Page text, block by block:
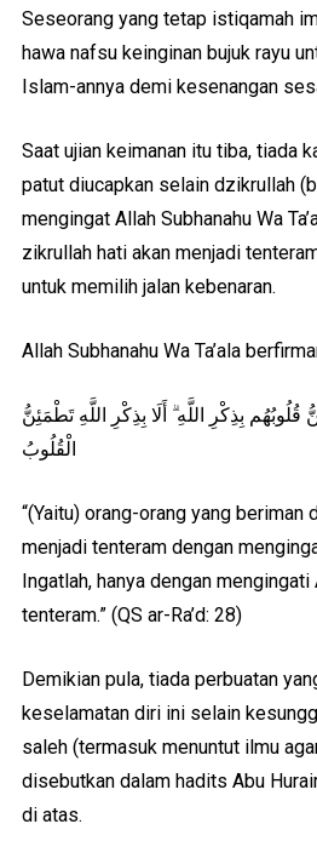
Seseorang yang tetap istiqamah
hawa nafsu keinginan bujuk rayu
Islam-annya demi kesenangan
Saat ujian keimanan itu tiba, tiada
patut diucapkan selain dzikrullah
mengingat Allah Subhanahu Wa
zikrullah hati akan menjadi
untuk memilih jalan kebenaran.
Allah Subhanahu Wa Ta’ala
قُلُوبُهُم بِذِكْرِ اللَّهِ ۗ أَلَا بِذِكْرِ اللَّهِ تَطْمَئِنُّ
الْقُلُوبُ
“(Yaitu) orang-orang yang beriman
menjadi tenteram dengan
Ingatlah, hanya dengan
tenteram.” (QS ar-Ra’d: 28)
Demikian pula, tiada perbuatan
keselamatan diri ini selain
saleh (termasuk menuntut ilmu
disebutkan dalam hadits Abu
di atas.